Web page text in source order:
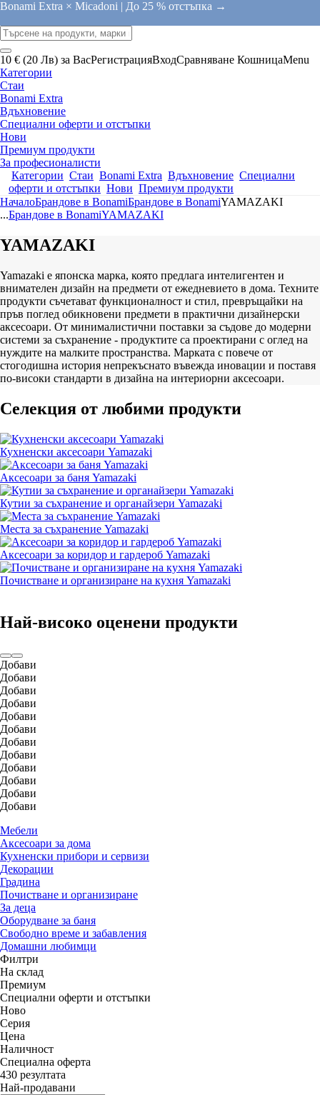
Bonami Extra × Micadoni | До 25 % отстъпка →
10 € (20 Лв) за ВасРегистрацияВходСравняване КошницаMenu
Категории
Стаи
Bonami Extra
Вдъхновение
Специални оферти и отстъпки
Нови
Премиум продукти
За професионалисти
Категории Стаи Bonami Extra Вдъхновение Специални
оферти и отстъпки Нови Премиум продукти
НачалоБрандове в BonamiБрандове в BonamiYAMAZAKI
...Брандове в BonamiYAMAZAKI
YAMAZAKI
Yamazaki е японска марка, която предлага интелигентен и
внимателен дизайн на предмети от ежедневието в дома. Техните
продукти съчетават функционалност и стил, превръщайки на
пръв поглед обикновени предмети в практични дизайнерски
аксесоари. От минималистични поставки за съдове до модерни
системи за съхранение - продуктите са проектирани с оглед на
нуждите на малките пространства. Марката с повече от
стогодишна история непрекъснато въвежда иновации и поставя
по-високи стандарти в дизайна на интериорни аксесоари.
Селекция от любими продукти
Кухненски аксесоари Yamazaki
Аксесоари за баня Yamazaki
Кутии за съхранение и органайзери Yamazaki
Места за съхранение Yamazaki
Аксесоари за коридор и гардероб Yamazaki
Почистване и организиране на кухня Yamazaki
Най-високо оценени продукти
Добави
Добави
Добави
Добави
Добави
Добави
Добави
Добави
Добави
Добави
Добави
Добави
Мебели
Аксесоари за дома
Кухненски прибори и сервизи
Декорации
Градина
Почистване и организиране
За деца
Оборудване за баня
Свободно време и забавления
Домашни любимци
Филтри
На склад
Премиум
Специални оферти и отстъпки
Новo
Серия
Цена
Наличност
Специална оферта
430 резултата
Най-продавани